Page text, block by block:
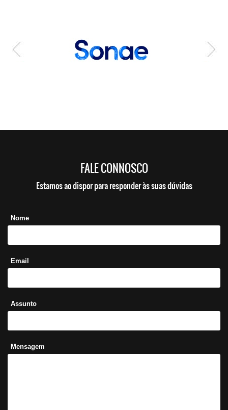
FALE CONNOSCO
Estamos ao dispor para responder às suas dúvidas
Nome
Email
Assunto
Mensagem